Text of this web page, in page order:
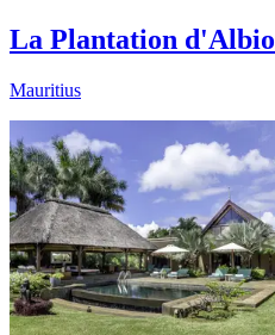
La Plantation
Mauritius